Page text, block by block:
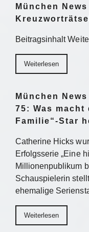
München
Beitragsinhalt
Weiterlesen
München
75: Was
Familie“-Star
Catherine Hicks
Erfolgsserie „Eine
Millionenpublikum
Schauspielerin
ehemalige
Weiterlesen